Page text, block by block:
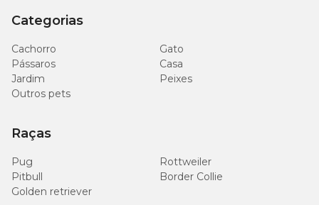
Lisina (mín.)
Triptofano (mín.)
L-carnitina (mín.)
226
Categorias
Cachorro
Gato
Pássaros
Casa
Jardim
Peixes
Outros pets
Raças
Pug
Rottweiler
Pitbull
Border Collie
Golden retriever